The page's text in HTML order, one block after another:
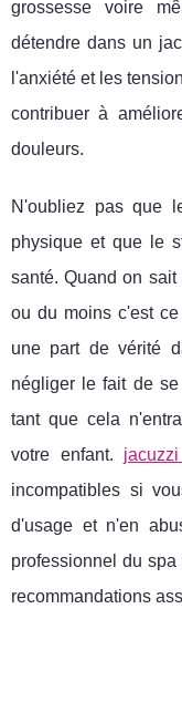
grossesse voire
détendre dans un
l'anxiété et les
contribuer à
douleurs.
N'oubliez pas que
physique et que le
santé. Quand on
ou du moins c'est
une part de vérité
négliger le fait de
tant que cela
votre enfant.
incompatibles si
d'usage et n'en
professionnel du
recommandations